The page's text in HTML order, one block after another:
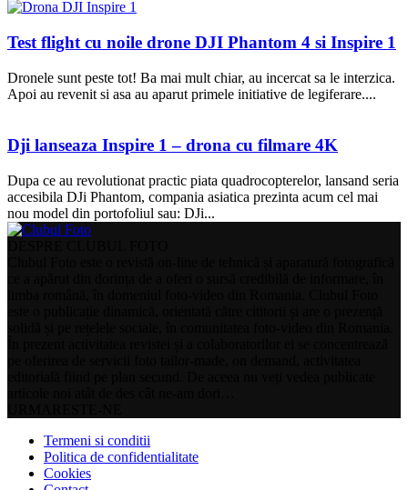
Test flight cu noile drone DJI Phantom 4 si Inspire 1
Dronele sunt peste tot! Ba mai mult chiar, au incercat sa le interzica.
Apoi au revenit si asa au aparut primele initiative de legiferare....
Dji lanseaza Inspire 1 – drona cu filmare 4K
Dupa ce au revolutionat practic piata quadrocopterelor, lansand seria
accesibila DJi Phantom, compania asiatica prezinta acum cel mai
nou model din portofoliul sau: DJi...
Termeni si conditii
Politica de confidentialitate
Cookies